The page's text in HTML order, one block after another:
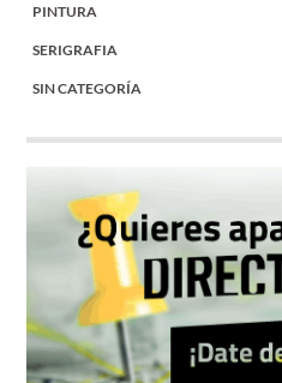
PINTURA
SERIGRAFIA
SIN CATEGORÍA